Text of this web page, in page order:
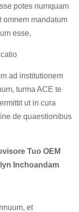
potes numquam
omnem mandatum
esse.
ad institutionem
turma ACE te
ut in cura
de quaestionibus
Tuo OEM
Inchoandam
et